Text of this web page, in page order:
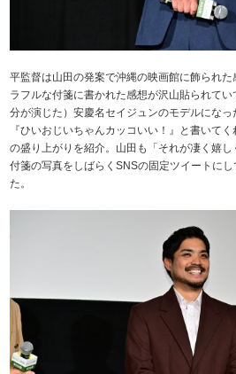
平監督は山田の発案で沖縄の映画館に飾られ
ラフルな付箋に書かれた感想が沢山貼られて
分が演じた）安慶名セイジュンのモデルにな
『ひいおじいちゃんカッコいい！』と書いて
の盛り上がりを紹介。山田も「それが凄く嬉
付箋の写真をしばらくSNSの固定ツイートに
た。